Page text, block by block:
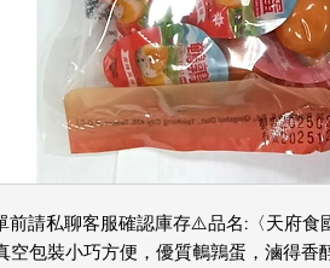
前請私聊客服確認庫存⚠️品名:〈天府食
空包裝小巧方便，優質鵪鶉蛋，滷得香